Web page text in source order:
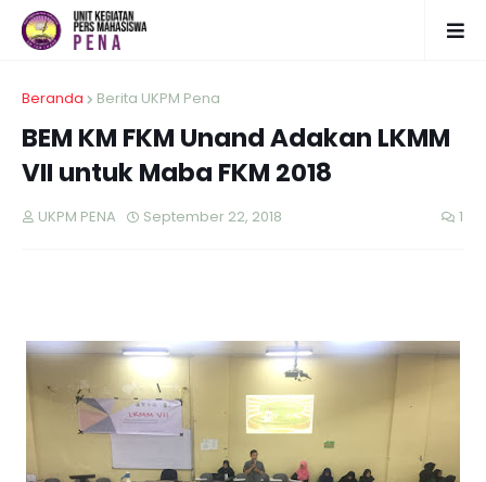
Beranda Berita UKPM Pena
BEM KM FKM Unand Adakan LKMM
VII untuk Maba FKM 2018
UKPM PENA September 22, 2018 1